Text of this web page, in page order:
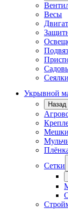
Весы
Сеялки
Укрывной
Назад
Мешки
Сетки